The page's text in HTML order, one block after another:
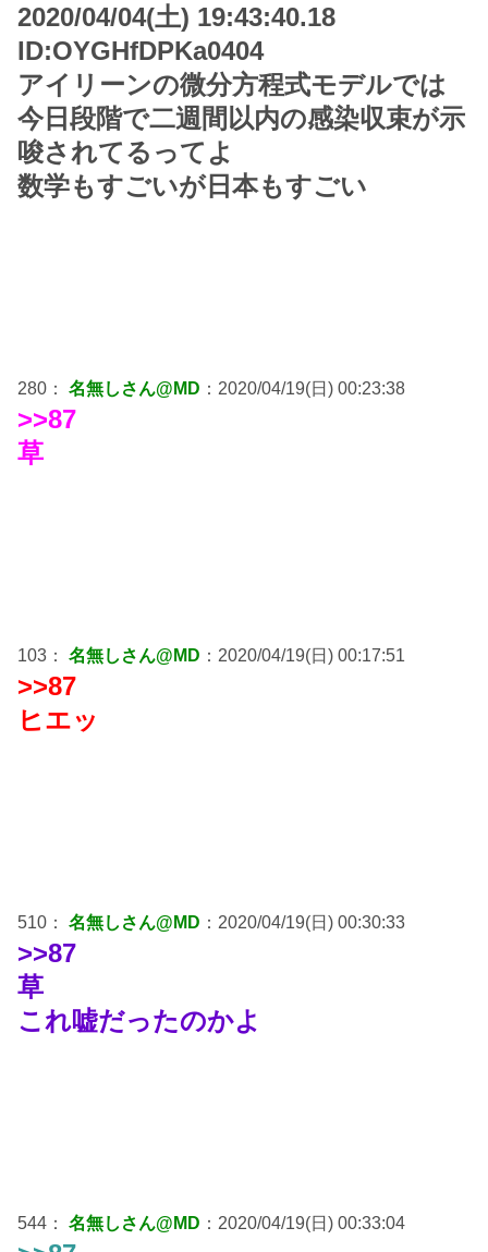
2020/04/04(土) 19:43:40.18
ID:OYGHfDPKa0404
アイリーンの微分方程式モデルでは
今日段階で二週間以内の感染収束が示
唆されてるってよ
数学もすごいが日本もすごい
280： 名無しさん@MD ：2020/04/19(日) 00:23:38
>>87
草
103： 名無しさん@MD ：2020/04/19(日) 00:17:51
>>87
ヒエッ
510： 名無しさん@MD ：2020/04/19(日) 00:30:33
>>87
草
これ嘘だったのかよ
544： 名無しさん@MD ：2020/04/19(日) 00:33:04